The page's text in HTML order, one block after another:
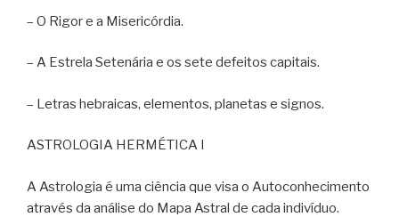
– O Rigor e a Misericórdia.
– A Estrela Setenária e os sete defeitos capitais.
– Letras hebraicas, elementos, planetas e signos.
ASTROLOGIA HERMÉTICA I
A Astrologia é uma ciência que visa o Autoconhecimento
através da análise do Mapa Astral de cada indivíduo.